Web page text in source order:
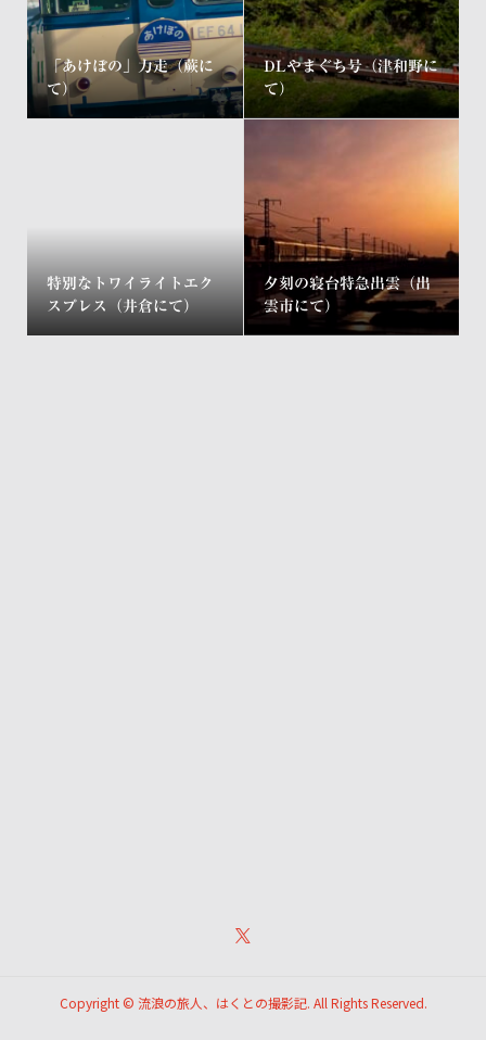
「あけぼの」力走（蕨に
て）
DLやまぐち号（津和野に
て）
特別なトワイライトエク
スプレス（井倉にて）
夕刻の寝台特急出雲（出
雲市にて）
Copyright © 流浪の旅人、はくとの撮影記. All Rights Reserved.